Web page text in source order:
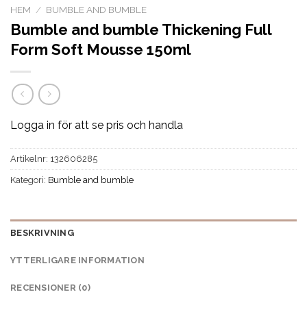
HEM / BUMBLE AND BUMBLE
Bumble and bumble Thickening Full
Form Soft Mousse 150ml
Logga in för att se pris och handla
Artikelnr: 132606285
Kategori: Bumble and bumble
BESKRIVNING
YTTERLIGARE INFORMATION
RECENSIONER (0)